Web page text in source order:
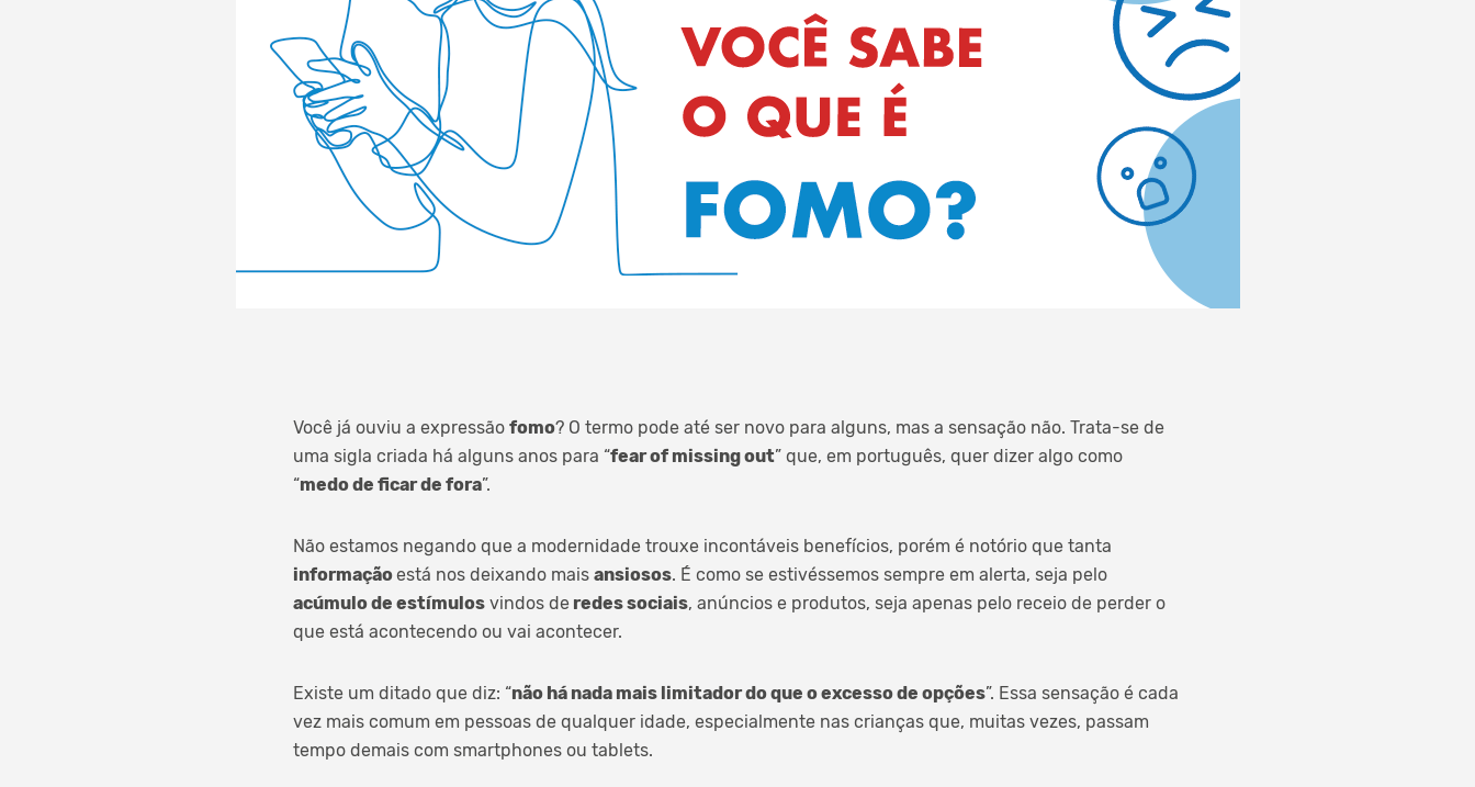
Você já ouviu a expressão fomo? O termo pode até ser novo para alguns, mas a sensação não. Trata-se de
uma sigla criada há alguns anos para “fear of missing out” que, em português, quer dizer algo como
“medo de ficar de fora”.
Não estamos negando que a modernidade trouxe incontáveis benefícios, porém é notório que tanta
informaçãoestá nos deixando mais ansiosos. É como se estivéssemos sempre em alerta, seja pelo
acúmulo de estímulos vindos de redes sociais, anúncios e produtos, seja apenas pelo receio de perder o
que está acontecendo ou vai acontecer.
Existe um ditado que diz: “não há nada mais limitador do que o excesso de opções”. Essa sensação é cada
vez mais comum em pessoas de qualquer idade, especialmente nas crianças que, muitas vezes, passam
tempo demais com smartphones ou tablets.